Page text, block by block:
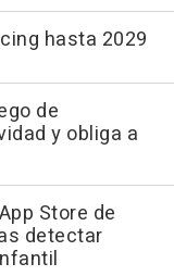
hasta 2029
de
y obliga a
Store de
detectar